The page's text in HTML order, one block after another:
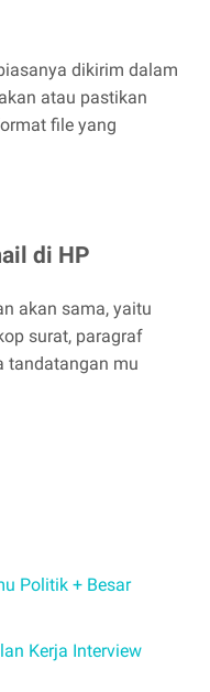
dikirim dalam
atau pastikan
file yang
di HP
akan sama, yaitu
surat, paragraf
tandatangan mu
Politik + Besar
Kerja Interview